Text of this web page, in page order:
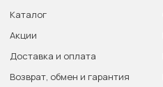
Каталог
Акции
Доставка и оплата
Возврат, обмен и гарантия